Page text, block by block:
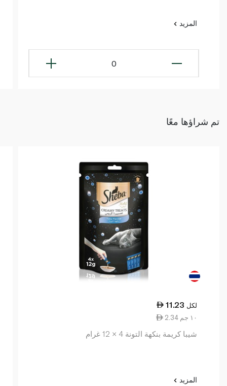
المزيد
0
تم شراؤها معًا
11.23 لكل
2.34 ١٠ جم
شيبا كريمة بنكهة التونة 4 × 12 غرام
المزيد